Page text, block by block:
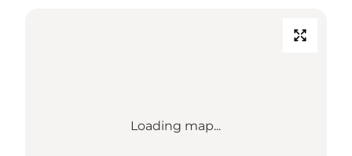
Loading map...